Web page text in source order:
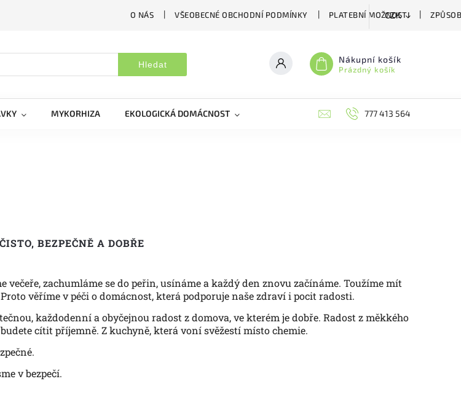
O NÁS VŠEOBECNÉ OBCHODNÍ PODMÍNKY PLATEBNÍ MOŽNOSTI
CZK
Hledat Nákupní košík
Prázdný košík
MYKORHIZA EKOLOGICKÁ DOMÁCNOST BIOAGENS777 413 564
BEZPEČNĚ A DOBŘE
večeře, zachumláme se do peřin, usínáme a každý den znovu začínáme. Toužíme mít
věříme v péči o domácnost, která podporuje naše zdraví i pocit radosti.
každodenní a obyčejnou radost z domova, ve kterém je dobře. Radost z měkkého
cítit příjemně. Z kuchyně, která voní svěžestí místo chemie.
v bezpečí.